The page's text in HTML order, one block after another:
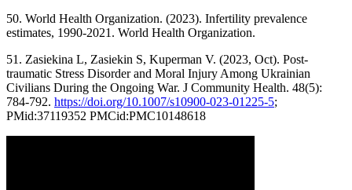
50. World Health Organization. (2023). Infertility prevalence
estimates, 1990-2021. World Health Organization.
51. Zasiekina L, Zasiekin S, Kuperman V. (2023, Oct). Post-
traumatic Stress Disorder and Moral Injury Among Ukrainian
Civilians During the Ongoing War. J Community Health. 48(5):
784-792. https://doi.org/10.1007/s10900-023-01225-5;
PMid:37119352 PMCid:PMC10148618